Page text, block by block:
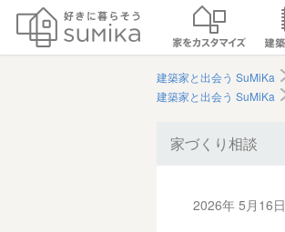
建築家と出会う SuMiKa
建築家と出会う SuMiKa
家づくり相談
2026年 5月16日